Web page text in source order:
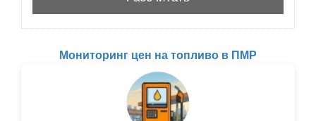
Мониторинг цен на топливо в ПМР